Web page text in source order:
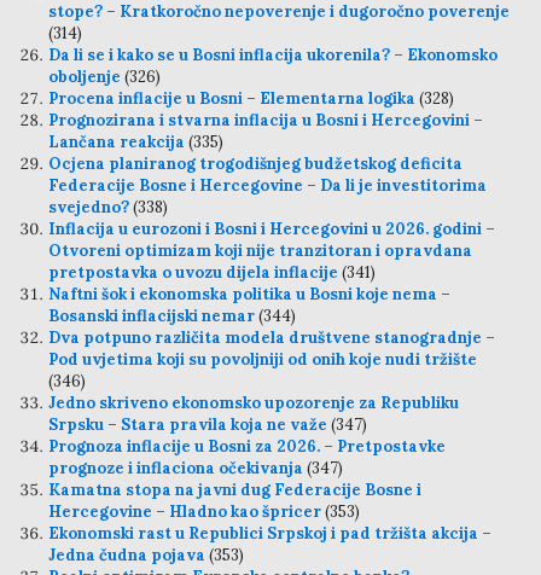
stope? – Kratkoročno nepoverenje i dugoročno poverenje
(314)
Da li se i kako se u Bosni inflacija ukorenila? – Ekonomsko
oboljenje (326)
Procena inflacije u Bosni – Elementarna logika (328)
Prognozirana i stvarna inflacija u Bosni i Hercegovini –
Lančana reakcija (335)
Ocjena planiranog trogodišnjeg budžetskog deficita
Federacije Bosne i Hercegovine – Da li je investitorima
svejedno?(338)
Inflacija u eurozoni i Bosni i Hercegovini u 2026. godini –
Otvoreni optimizam koji nije tranzitoran i opravdana
pretpostavka o uvozu dijela inflacije (341)
Naftni šok i ekonomska politika u Bosni koje nema –
Bosanski inflacijski nemar(344)
Dva potpuno različita modela društvene stanogradnje –
Pod uvjetima koji su povoljniji od onih koje nudi tržište
(346)
Jedno skriveno ekonomsko upozorenje za Republiku
Srpsku – Stara pravila koja ne važe (347)
Prognoza inflacije u Bosni za 2026. – Pretpostavke
prognoze i inflaciona očekivanja (347)
Kamatna stopa na javni dug Federacije Bosne i
Hercegovine – Hladno kao špricer(353)
Ekonomski rast u Republici Srpskoj i pad tržišta akcija –
Jedna čudna pojava (353)